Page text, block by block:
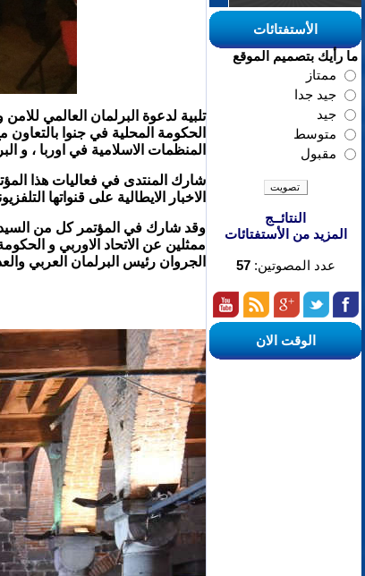
الأستفتائات
ما رأيك بتصميم الموقع
ممتاز
جيد جدا
جيد
متوسط
مقبول
النتائــج
المزيد من الأستفتائات
عدد المصوتين:57
الوقت الان
الحكومة المحلية في جنوا بالتعاون
المنظمات الاسلامية في اوربا ، و
شارك المنتدى في فعاليات هذا
الاخبار الايطالية على قنواتها
وقد شارك في المؤتمر كل من
ممثلين عن الاتحاد الاوربي و
الجروان رئيس البرلمان العربي